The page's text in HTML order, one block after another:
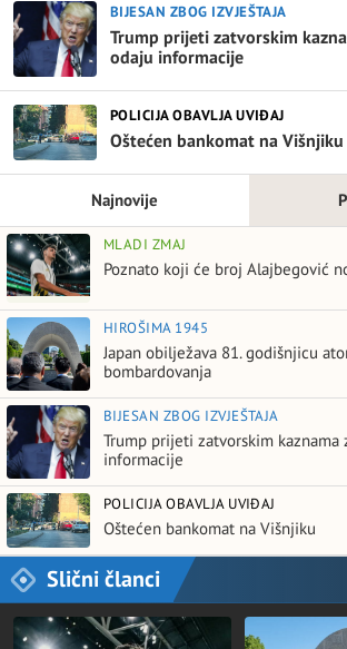
BIJESAN ZBOG IZVJEŠTAJA
Trump prijeti zatvorskim
odaju informacije
POLICIJA OBAVLJA UVIĐAJ
Oštećen bankomat na Višnjiku
Najnovije
MLADI ZMAJ
Poznato koji će broj Alajbegović
HIROŠIMA 1945
Japan obilježava 81. godišnjicu
bombardovanja
BIJESAN ZBOG IZVJEŠTAJA
Trump prijeti zatvorskim kaznama
informacije
POLICIJA OBAVLJA UVIĐAJ
Oštećen bankomat na Višnjiku
Slični članci